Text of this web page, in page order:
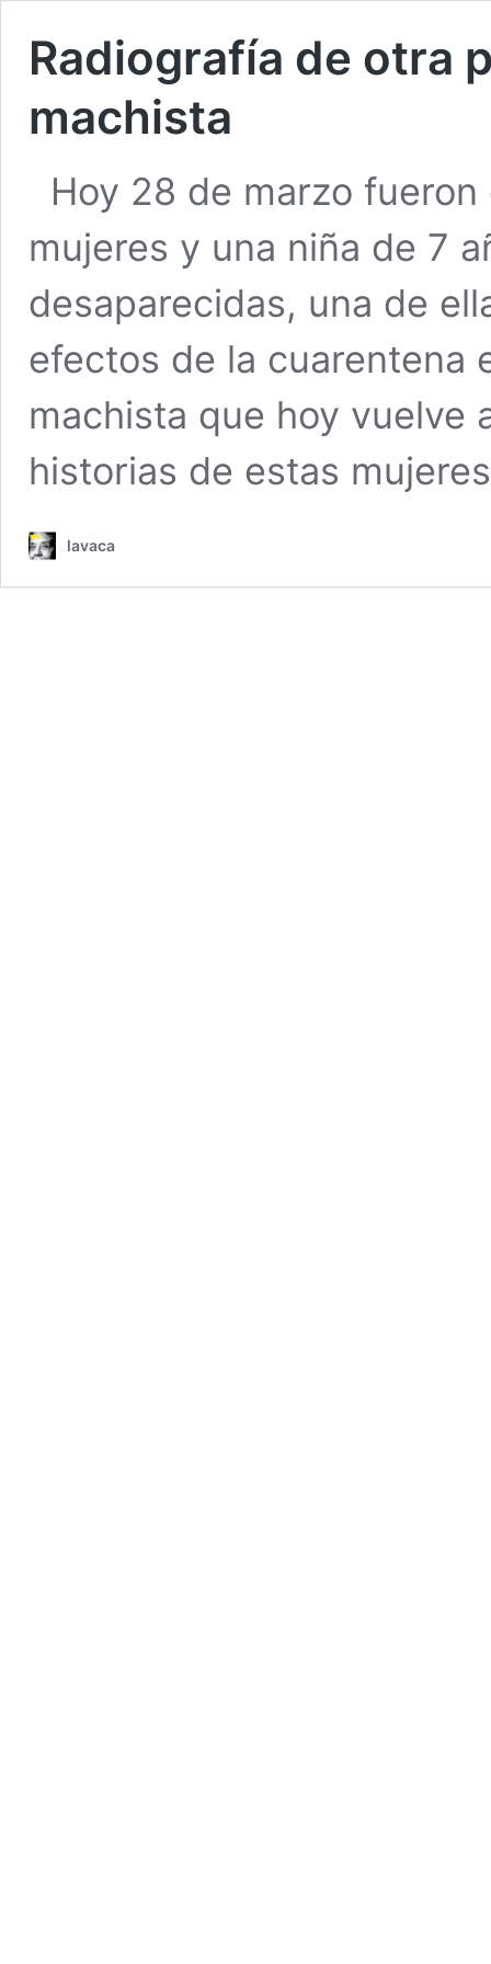
Radiografía de otra
machista
Hoy 28 de marzo
mujeres y una niña de 7
desaparecidas, una de
efectos de la cuarentena
machista que hoy vuelve
historias de estas
lavaca